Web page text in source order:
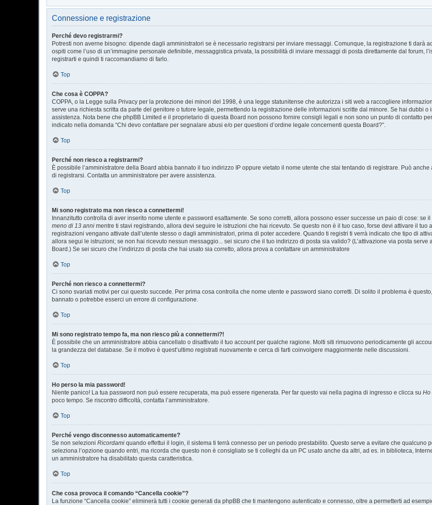
Connessione e registrazione
Perché devo registrarmi?
Potresti non averne bisogno: dipende dagli amministratori se è necessario registrarsi per inviare messaggi. Comunque, la registrazione ti darà
ospiti come l’uso di un’immagine personale definibile, messaggistica privata, la possibilità di inviare messaggi di posta direttamente dal forum,
registrarti e quindi ti raccomandiamo di farlo.
Top
Che cosa è COPPA?
COPPA, o la Legge sulla Privacy per la protezione dei minori del 1998, è una legge statunitense che autorizza i siti web a raccogliere
serve una richiesta scritta da parte del genitore o tutore legale, permettendo la registrazione delle informazioni scritte dal minore. Se hai dubbi
assistenza. Nota bene che phpBB Limited e il proprietario di questa Board non possono fornire consigli legali e non sono un punto di contatto
indicato nella domanda “Chi devo contattare per segnalare abusi e/o per questioni d’ordine legale concernenti questa Board?”.
Top
Perché non riesco a registrarmi?
È possibile l’amministratore della Board abbia bannato il tuo indirizzo IP oppure vietato il nome utente che stai tentando di registrare. Può
di registrarsi. Contatta un amministratore per avere assistenza.
Top
Mi sono registrato ma non riesco a connettermi!
Innanzitutto controlla di aver inserito nome utente e password esattamente. Se sono corretti, allora possono esser successe un paio di cose: se
meno di 13 anni mentre ti stavi registrando, allora devi seguire le istruzioni che hai ricevuto. Se questo non è il tuo caso, forse devi attivare il tuo
registrazioni vengano attivate dall’utente stesso o dagli amministratori, prima di poter accedere. Quando ti registri ti verrà indicato che tipo di
allora segui le istruzioni; se non hai ricevuto nessun messaggio... sei sicuro che il tuo indirizzo di posta sia valido? (L’attivazione via posta
Board.) Se sei sicuro che l’indirizzo di posta che hai usato sia corretto, allora prova a contattare un amministratore
Top
Perché non riesco a connettermi?
Ci sono svariati motivi per cui questo succede. Per prima cosa controlla che nome utente e password siano corretti. Di solito il problema è
bannato o potrebbe esserci un errore di configurazione.
Top
Mi sono registrato tempo fa, ma non riesco più a connettermi?!
È possibile che un amministratore abbia cancellato o disattivato il tuo account per qualche ragione. Molti siti rimuovono periodicamente gli
la grandezza del database. Se il motivo è quest’ultimo registrati nuovamente e cerca di farti coinvolgere maggiormente nelle discussioni.
Top
Ho perso la mia password!
Niente panico! La tua password non può essere recuperata, ma può essere rigenerata. Per far questo vai nella pagina di ingresso e clicca su Ho
poco tempo. Se riscontro difficoltà, contatta l’amministratore.
Top
Perché vengo disconnesso automaticamente?
Se non selezioni Ricordami quando effettui il login, il sistema ti terrà connesso per un periodo prestabilito. Questo serve a evitare che qualcuno
seleziona l’opzione quando entri, ma ricorda che questo non è consigliato se ti colleghi da un PC usato anche da altri, ad es. in biblioteca,
un amministratore ha disabilitato questa caratteristica.
Top
Che cosa provoca il comando “Cancella cookie”?
La funzione “Cancella cookie” eliminerà tutti i cookie generati da phpBB che ti mantengono autenticato e connesso, oltre a permetterti ad